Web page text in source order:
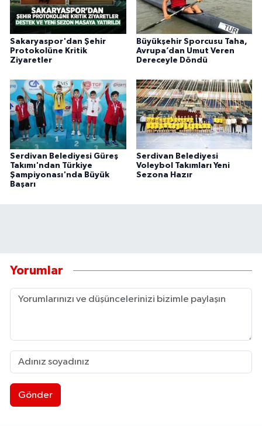
Sakaryaspor'dan Şehir
Protokolüne Kritik
Ziyaretler
Büyükşehir Sporcusu Taha,
Avrupa’dan Umut Veren
Dereceyle Döndü
Serdivan Belediyesi Güreş
Takımı'ndan Türkiye
Şampiyonası'nda Büyük
Başarı
Serdivan Belediyesi
Voleybol Takımları Yeni
Sezona Hazır
Yorumlar
Gönder